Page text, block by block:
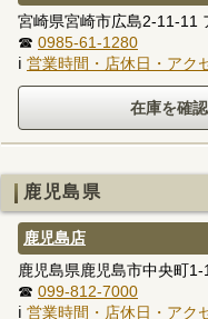
宮崎県宮崎市広島2-11-11
☎ 0985-61-1280
ℹ 営業時間・店休日・アク
鹿児島県
鹿児島店
鹿児島県鹿児島市中央町
☎ 099-812-7000
ℹ 営業時間・店休日・アク